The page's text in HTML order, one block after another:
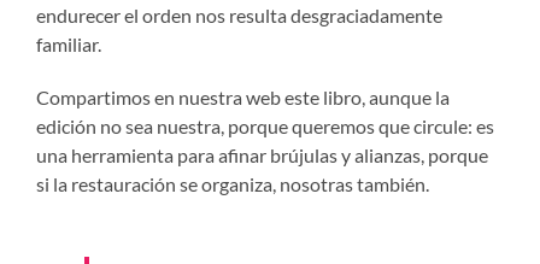
endurecer el orden nos resulta desgraciadamente
familiar.
Compartimos en nuestra web este libro, aunque la
edición no sea nuestra, porque queremos que circule: es
una herramienta para afinar brújulas y alianzas, porque
si la restauración se organiza, nosotras también.